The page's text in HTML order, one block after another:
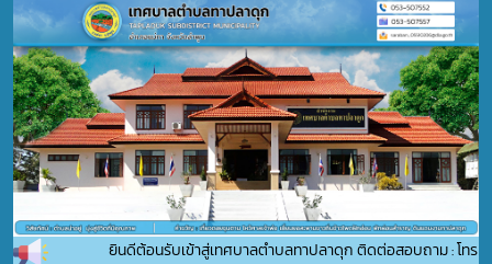
ยินดีต้อนรับเข้าสู่เทศบาลตำบลทาปลาดุก ติดต่อสอบถาม : โทรศั